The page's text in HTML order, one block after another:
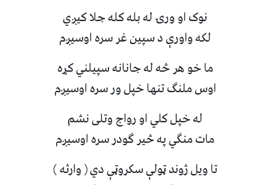
نوک او ورۍ له بله کله جلا کیږي
لکه واورې د سپین غر سره اوسیږم
ما خو هر څه له جانانه سپیلني کړه
اوس ملنګ تنها خپل ور سره اوسیږم
له خپل کلي او رواج وتلی نشم
مات منګي په څیر ګودر سره اوسیږم
تا ویل ژوند ټولې سکروټې دي ( وارثه )